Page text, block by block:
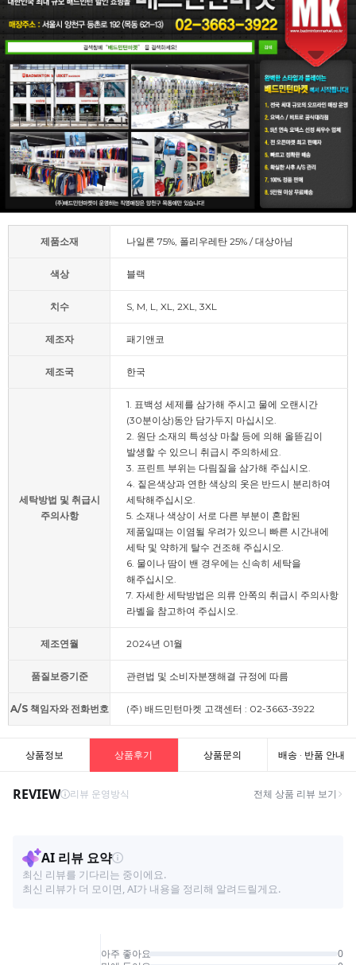
제품소재 나일론 75%, 폴리우레탄 25% / 대상아님
색상 블랙
치수 S, M, L, XL, 2XL, 3XL
제조자 패기앤코
제조국 한국
세탁방법 및 취급시
주의사항
1. 표백성 세제를 삼가해 주시고 물에 오랜시간
(30분이상)동안 담가두지 마십시오.
2. 원단 소재의 특성상 마찰 등에 의해 올뜯김이
발생할 수 있으니 취급시 주의하세요.
3. 프린트 부위는 다림질을 삼가해 주십시오.
4. 짙은색상과 연한 색상의 옷은 반드시 분리하여
세탁해주십시오.
5. 소재나 색상이 서로 다른 부분이 혼합된
제품일때는 이염될 우려가 있으니 빠른 시간내에
세탁 및 약하게 탈수 건조해 주십시오.
6. 물이나 땀이 밴 경우에는 신속히 세탁을
해주십시오.
7. 자세한 세탁방법은 의류 안쪽의 취급시 주의사항
라벨을 참고하여 주십시오.
제조연월 2024년 01월
품질보증기준 관련법 및 소비자분쟁해결 규정에 따름
A/S 책임자와 전화번호 (주) 배드민턴마켓 고객센터 : 02-3663-3922
상품정보 상품후기 상품문의 배송 · 반품 안내